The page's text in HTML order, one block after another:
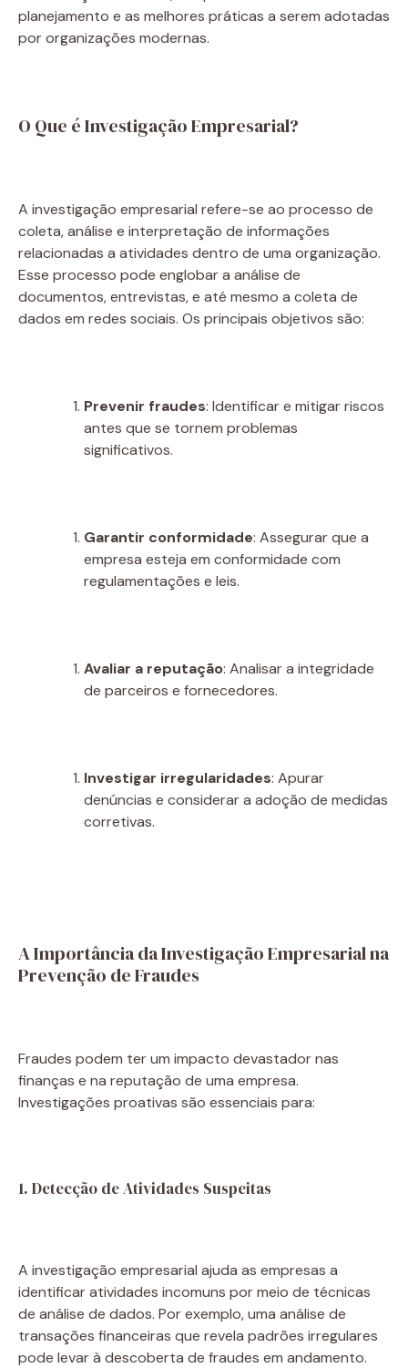
planejamento e as melhores práticas a serem adotadas
por organizações modernas.
O Que é Investigação Empresarial?
A investigação empresarial refere-se ao processo de
coleta, análise e interpretação de informações
relacionadas a atividades dentro de uma organização.
Esse processo pode englobar a análise de
documentos, entrevistas, e até mesmo a coleta de
dados em redes sociais. Os principais objetivos são:
Prevenir fraudes: Identificar e mitigar riscos
antes que se tornem problemas
significativos.
Garantir conformidade: Assegurar que a
empresa esteja em conformidade com
regulamentações e leis.
Avaliar a reputação: Analisar a integridade
de parceiros e fornecedores.
Investigar irregularidades: Apurar
denúncias e considerar a adoção de medidas
corretivas.
A Importância da Investigação Empresarial na
Prevenção de Fraudes
Fraudes podem ter um impacto devastador nas
finanças e na reputação de uma empresa.
Investigações proativas são essenciais para:
1. Detecção de Atividades Suspeitas
A investigação empresarial ajuda as empresas a
identificar atividades incomuns por meio de técnicas
de análise de dados. Por exemplo, uma análise de
transações financeiras que revela padrões irregulares
pode levar à descoberta de fraudes em andamento.